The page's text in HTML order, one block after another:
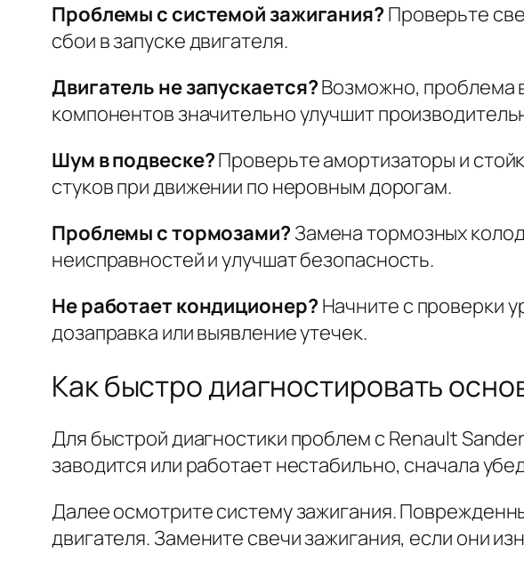
Проблемы с системой зажигания? Проверьте
сбои в запуске двигателя.
Двигатель не запускается?Возможно, проблема
компонентов значительно улучшит
Шум в подвеске?Проверьте амортизаторы и
стуков при движении по неровным дорогам.
Проблемы с тормозами? Замена тормозных
неисправностей и улучшат безопасность.
Не работает кондиционер? Начните с проверки
дозаправка или выявление утечек.
Как быстро диагностировать
Для быстрой диагностики проблем с Renault
заводится или работает нестабильно, сначала
Далее осмотрите систему зажигания.
двигателя. Замените свечи зажигания, если они